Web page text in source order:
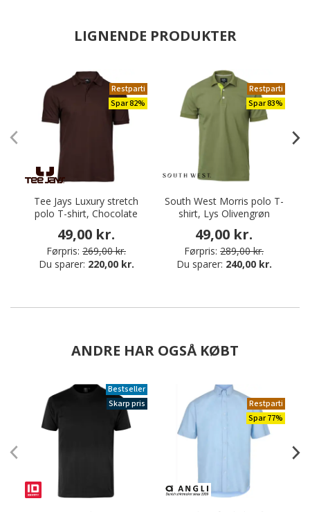
LIGNENDE PRODUKTER
Restparti
Spar 82%
Tee Jays Luxury stretch
polo T-shirt, Chocolate
49,00 kr.
Førpris: 269,00 kr.
Du sparer: 220,00 kr.
Restparti
Spar 83%
South West Morris polo T-
shirt, Lys Olivengrøn
49,00 kr.
Førpris: 289,00 kr.
Du sparer: 240,00 kr.
ANDRE HAR OGSÅ KØBT
Bestseller
Skarp pris
Restparti
Spar 77%